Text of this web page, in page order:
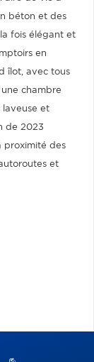
béton et des
fois élégant et
en
îlot, avec tous
chambre
laveuse et
de 2023
proximité des
et